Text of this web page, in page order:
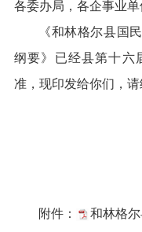
各委办局，各企事业单
《和林格尔县国
纲要》已经县第十六
准，现印发给你们，请
附件：
和林格